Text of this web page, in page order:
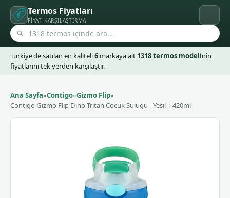
Termos Fiyatları
FIYAT KARŞILAŞTIRMA
Türkiye'de satılan en kaliteli6 markaya ait 1318 termos modelinin
fiyatlarını tek yerden karşılaştır.
Ana Sayfa»Contigo»Gizmo Flip»
Contigo Gizmo Flip Dino Tritan Cocuk Sulugu - Yesil | 420ml